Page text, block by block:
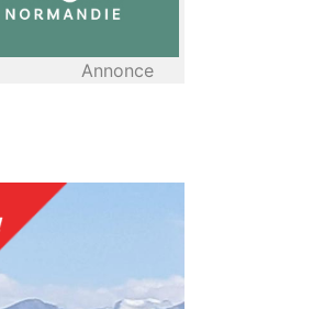
Annonce